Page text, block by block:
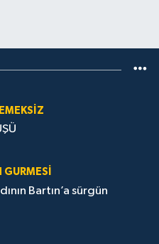
Bartın’a sürgün